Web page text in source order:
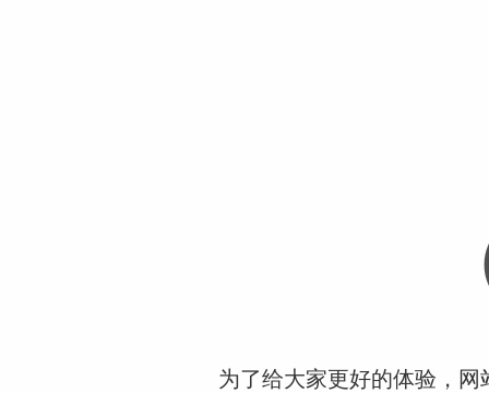
为了给大家更好的体验，